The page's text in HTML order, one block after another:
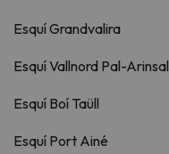
Esquí Grandvalira
Esquí Vallnord Pal-Arinsal
Esquí Boí Taüll
Esquí Port Ainé